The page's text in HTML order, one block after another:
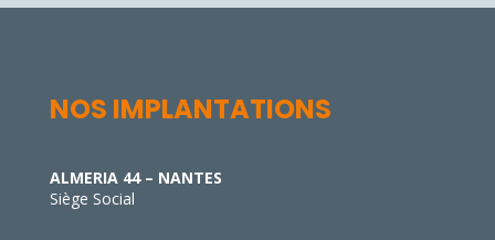
NOS IMPLANTATIONS
ALMERIA 44 – NANTES
Siège Social